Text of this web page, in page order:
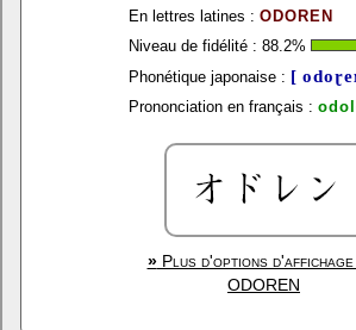
En lettres latines : ODOREN
Niveau de fidélité : 88.2%
Phonétique japonaise : [
Prononciation en français :
»Plus d'options
ODOREN